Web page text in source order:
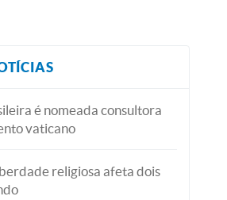
é nomeada consultora
vaticano
religiosa afeta dois